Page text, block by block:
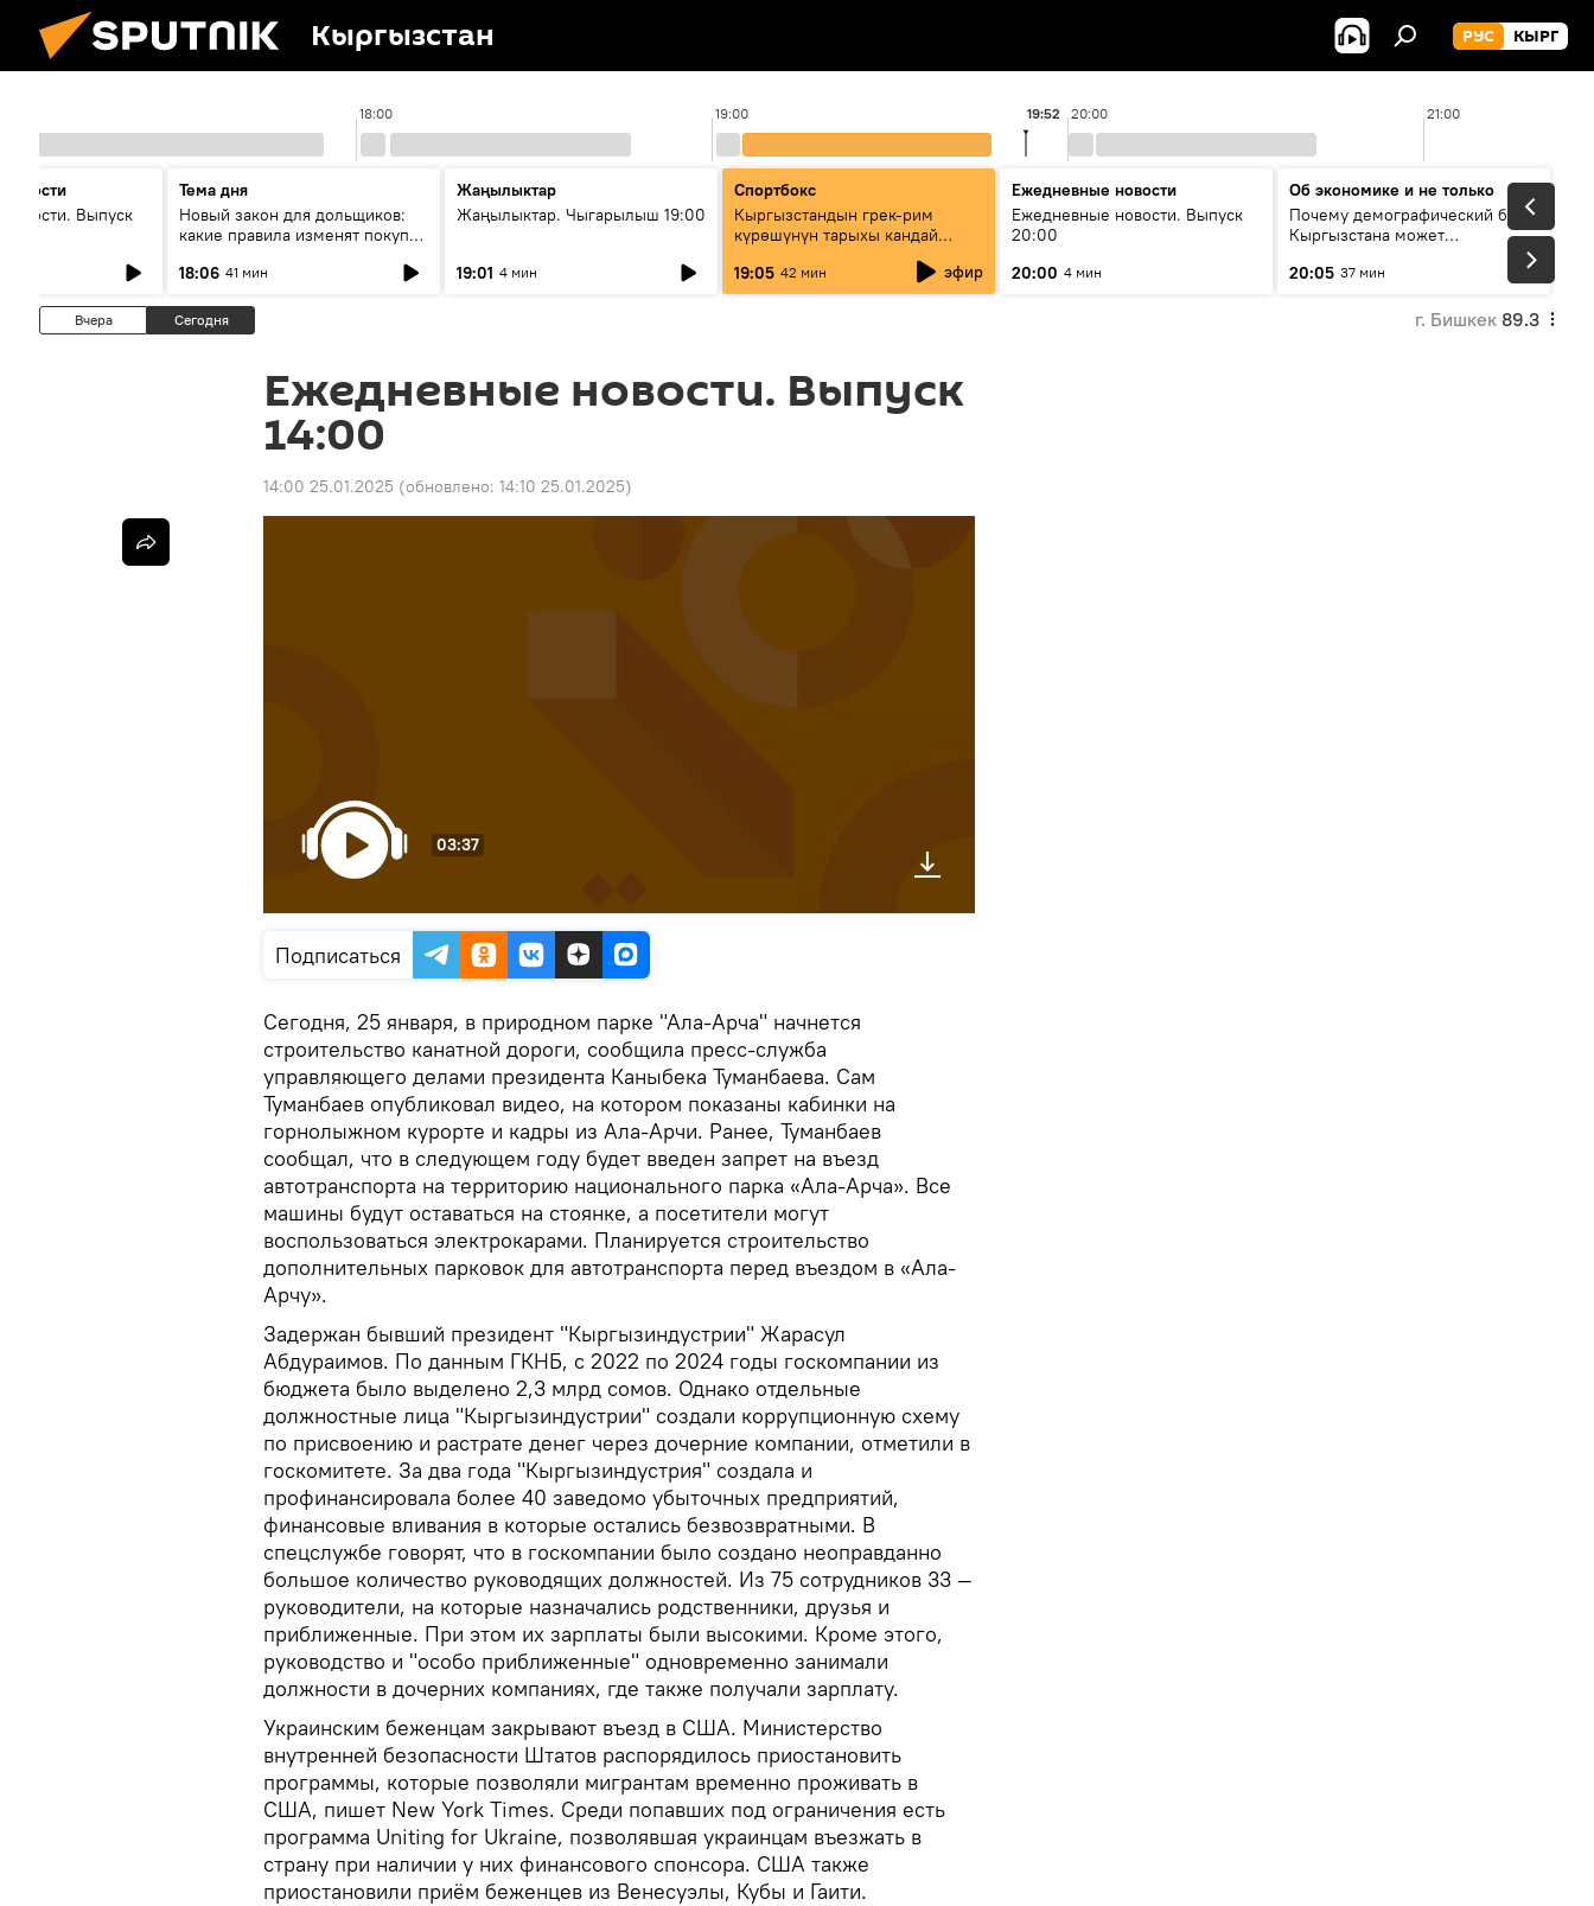
Кыргызстан РУС КЫРГ
18:00 19:00 20:00 21:00
19:52
Выпуск
Тема дня
Новый закон для дольщиков:
какие правила изменят покупку
18:06 41 мин
Жаңылыктар
Жаңылыктар. Чыгарылыш 19:00
19:01 4 мин
Спортбокс
Кыргызстандын грек-рим
күрөшүнүн тарыхы кандай
19:05 42 мин эфир
Ежедневные новости
Ежедневные новости. Выпуск
20:00
20:00 4 мин
Об экономике и не только
Почему демографический бум
Кыргызстана может
превратиться в проблему и как
этого избежать
20:05 37 мин
Вчера Сегодня г. Бишкек 89.3
Ежедневные новости. Выпуск
14:00
14:00 25.01.2025 (обновлено: 14:10 25.01.2025)
03:37
Подписаться
Сегодня, 25 января, в природном парке "Ала-Арча" начнется
строительство канатной дороги, сообщила пресс-служба
управляющего делами президента Каныбека Туманбаева. Сам
Туманбаев опубликовал видео, на котором показаны кабинки на
горнолыжном курорте и кадры из Ала-Арчи. Ранее, Туманбаев
сообщал, что в следующем году будет введен запрет на въезд
автотранспорта на территорию национального парка «Ала-Арча». Все
машины будут оставаться на стоянке, а посетители могут
воспользоваться электрокарами. Планируется строительство
дополнительных парковок для автотранспорта перед въездом в «Ала-
Арчу».
Задержан бывший президент "Кыргызиндустрии" Жарасул
Абдураимов. По данным ГКНБ, c 2022 по 2024 годы госкомпании из
бюджета было выделено 2,3 млрд сомов. Однако отдельные
должностные лица "Кыргызиндустрии" создали коррупционную схему
по присвоению и растрате денег через дочерние компании, отметили в
госкомитете. За два года "Кыргызиндустрия" создала и
профинансировала более 40 заведомо убыточных предприятий,
финансовые вливания в которые остались безвозвратными. В
спецслужбе говорят, что в госкомпании было создано неоправданно
большое количество руководящих должностей. Из 75 сотрудников 33 —
руководители, на которые назначались родственники, друзья и
приближенные. При этом их зарплаты были высокими. Кроме этого,
руководство и "особо приближенные" одновременно занимали
должности в дочерних компаниях, где также получали зарплату.
Украинским беженцам закрывают въезд в США. Министерство
внутренней безопасности Штатов распорядилось приостановить
программы, которые позволяли мигрантам временно проживать в
США, пишет New York Times. Среди попавших под ограничения есть
программа Uniting for Ukraine, позволявшая украинцам въезжать в
страну при наличии у них финансового спонсора. США также
приостановили приём беженцев из Венесуэлы, Кубы и Гаити.